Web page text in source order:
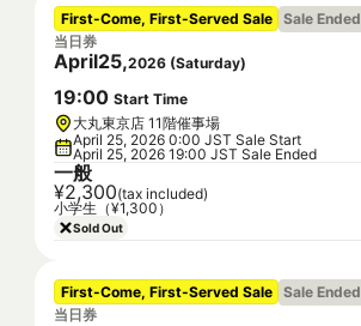
First-Come, First-Served Sale Sale Ended
当日券
April25,2026 (Saturday)
19:00 Start Time
大丸東京店 11階催事場
April 25, 2026 0:00 JST Sale Start
April 25, 2026 19:00 JST Sale Ended
一般
¥2,300(tax included)
小学生（¥1,300）
Sold Out
First-Come, First-Served Sale Sale Ended
当日券